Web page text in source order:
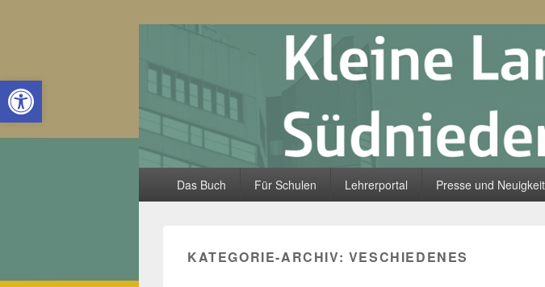
Open toolbar
Kleine Landeskunde
Hauptmenü
Das Buch Für Schulen Lehrerportal Presse und
KATEGORIE-ARCHIV: VESCHIEDENES